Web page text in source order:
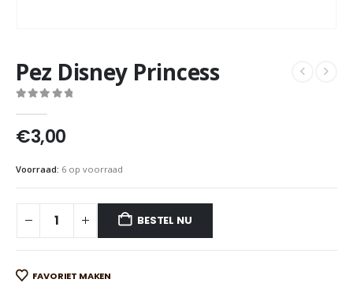
Pez Disney Princess
€3,00
Voorraad: 6 op voorraad
BESTEL NU
FAVORIET MAKEN